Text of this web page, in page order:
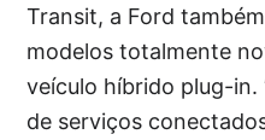
Transit, a Ford
modelos totalmente
veículo híbrido plug-in.
de serviços